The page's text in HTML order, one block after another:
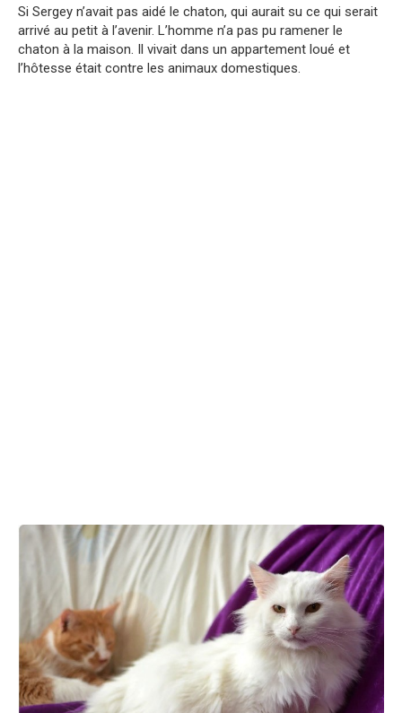
Si Sergey n’avait pas aidé le chaton, qui aurait su ce qui serait
arrivé au petit à l’avenir. L’homme n’a pas pu ramener le
chaton à la maison. Il vivait dans un appartement loué et
l’hôtesse était contre les animaux domestiques.